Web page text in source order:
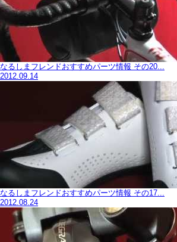
なるしまフレンドおすすめパーツ情報 その20...
2012.09.14
なるしまフレンドおすすめパーツ情報 その17...
2012.08.24